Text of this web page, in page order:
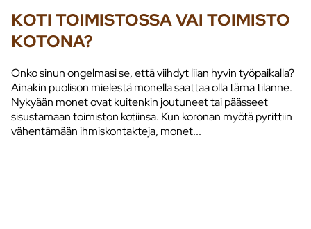
KOTI TOIMISTOSSA VAI TOIMISTO
KOTONA?
Onko sinun ongelmasi se, että viihdyt liian hyvin työpaikalla?
Ainakin puolison mielestä monella saattaa olla tämä tilanne.
Nykyään monet ovat kuitenkin joutuneet tai päässeet
sisustamaan toimiston kotiinsa. Kun koronan myötä pyrittiin
vähentämään ihmiskontakteja, monet...